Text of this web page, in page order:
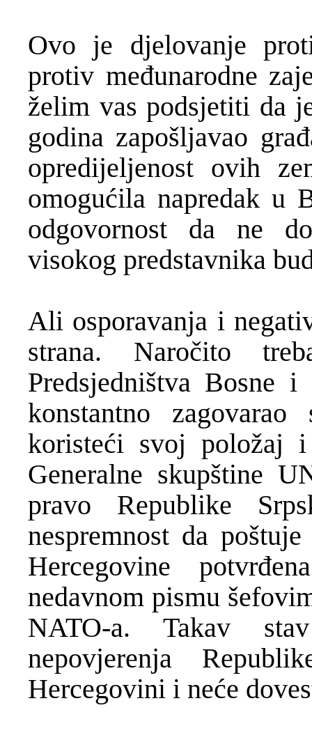
Ovo je djelovanje
protiv međunarodne
želim vas podsjetiti da
godina zapošljavao
opredijeljenost ovih
omogućila napredak u
odgovornost da ne
visokog predstavnika
Ali osporavanja i
strana. Naročito
Predsjedništva Bosne
konstantno
koristeći svoj položaj i
Generalne skupštine
pravo Republike
nespremnost da
Hercegovine
nedavnom pismu
NATO-a. Takav
nepovjerenja
Hercegovini i neće